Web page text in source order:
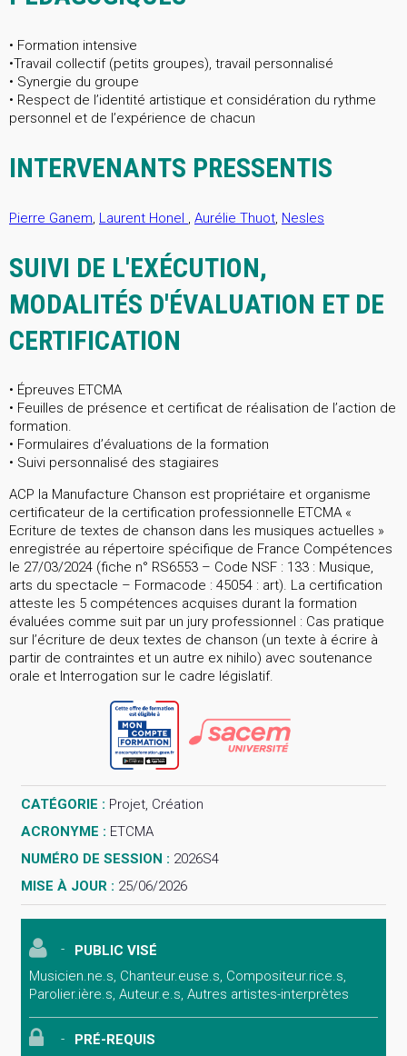
• Formation intensive
•Travail collectif (petits groupes), travail personnalisé
• Synergie du groupe
• Respect de l’identité artistique et considération du rythme
personnel et de l’expérience de chacun
INTERVENANTS PRESSENTIS
Pierre Ganem, Laurent Honel , Aurélie Thuot, Nesles
SUIVI DE L'EXÉCUTION,
MODALITÉS D'ÉVALUATION ET DE
CERTIFICATION
• Épreuves ETCMA
• Feuilles de présence et certificat de réalisation de l’action de
formation.
• Formulaires d’évaluations de la formation
• Suivi personnalisé des stagiaires
ACP la Manufacture Chanson est propriétaire et organisme
certificateur de la certification professionnelle ETCMA «
Ecriture de textes de chanson dans les musiques actuelles »
enregistrée au répertoire spécifique de France Compétences
le 27/03/2024 (fiche n° RS6553 – Code NSF : 133 : Musique,
arts du spectacle – Formacode : 45054 : art). La certification
atteste les 5 compétences acquises durant la formation
évaluées comme suit par un jury professionnel : Cas pratique
sur l’écriture de deux textes de chanson (un texte à écrire à
partir de contraintes et un autre ex nihilo) avec soutenance
orale et Interrogation sur le cadre législatif.
CATÉGORIE : Projet, Création
ACRONYME : ETCMA
NUMÉRO DE SESSION : 2026S4
MISE À JOUR : 25/06/2026
PUBLIC VISÉ
Musicien.ne.s, Chanteur.euse.s, Compositeur.rice.s,
Parolier.ière.s, Auteur.e.s, Autres artistes-interprètes
PRÉ-REQUIS